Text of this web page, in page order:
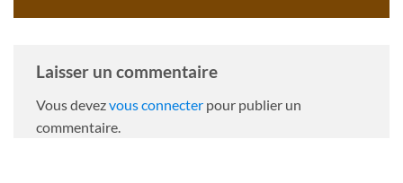
Laisser un commentaire
Vous devezvous connecter pour publier un
commentaire.